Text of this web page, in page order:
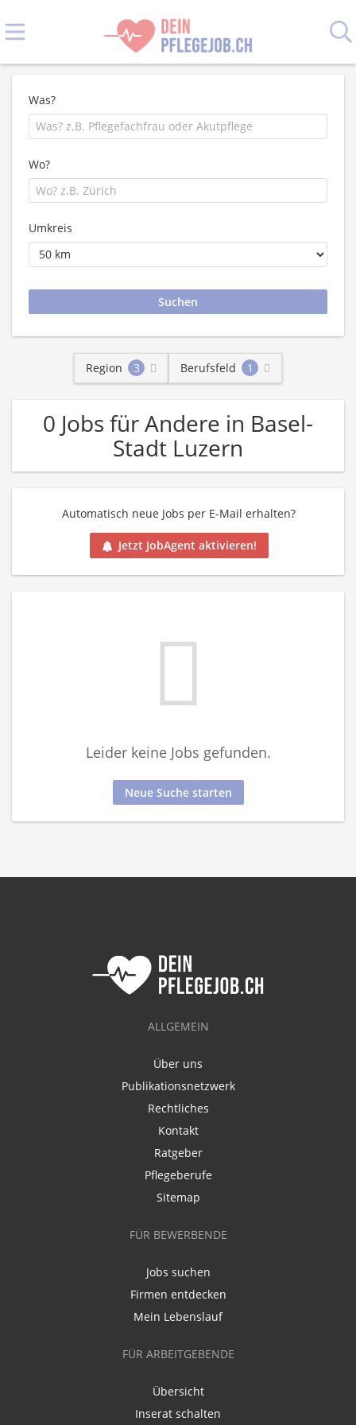
Was?
Wo?
Umkreis
Region 3 Berufsfeld 1
0 Jobs für Andere in Basel-
Stadt Luzern
Automatisch neue Jobs per E-Mail erhalten?
Jetzt JobAgent aktivieren!
Leider keine Jobs gefunden.
Neue Suche starten
ALLGEMEIN
Über uns
Publikationsnetzwerk
Rechtliches
Kontakt
Ratgeber
Pflegeberufe
Sitemap
FÜR BEWERBENDE
Jobs suchen
Firmen entdecken
Mein Lebenslauf
FÜR ARBEITGEBENDE
Übersicht
Inserat schalten